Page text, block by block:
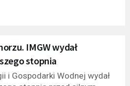
IMGW wydał
stopnia
i Gospodarki Wodnej wydał